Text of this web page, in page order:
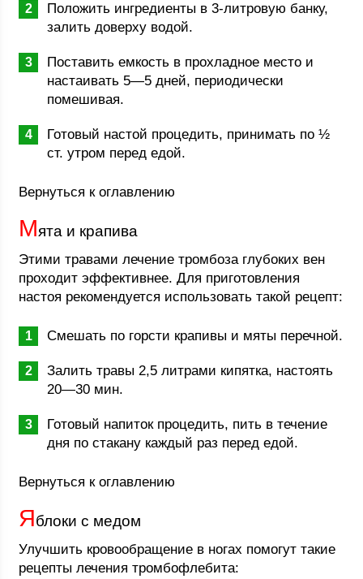
Положить ингредиенты в 3-литровую банку,
залить доверху водой.
Поставить емкость в прохладное место и
настаивать 5—5 дней, периодически
помешивая.
Готовый настой процедить, принимать по ½
ст. утром перед едой.
Вернуться к оглавлению
Мята и крапива
Этими травами лечение тромбоза глубоких вен
проходит эффективнее. Для приготовления
настоя рекомендуется использовать такой рецепт:
Смешать по горсти крапивы и мяты перечной.
Залить травы 2,5 литрами кипятка, настоять
20—30 мин.
Готовый напиток процедить, пить в течение
дня по стакану каждый раз перед едой.
Вернуться к оглавлению
Яблоки с медом
Улучшить кровообращение в ногах помогут такие
рецепты лечения тромбофлебита: